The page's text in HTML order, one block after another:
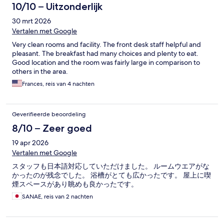
10/10 – Uitzonderlijk
30 mrt 2026
Vertalen met Google
Very clean rooms and facility. The front desk staff helpful and
pleasant. The breakfast had many choices and plenty to eat.
Good location and the room was fairly large in comparison to
others in the area.
Frances, reis van 4 nachten
Geverifieerde beoordeling
8/10 – Zeer goed
19 apr 2026
Vertalen met Google
スタッフも日本語対応していただけました。 ルームウエアがな
かったのが残念でした。 浴槽がとても広かったです。 屋上に喫
煙スペースがあり眺めも良かったです。
SANAE, reis van 2 nachten